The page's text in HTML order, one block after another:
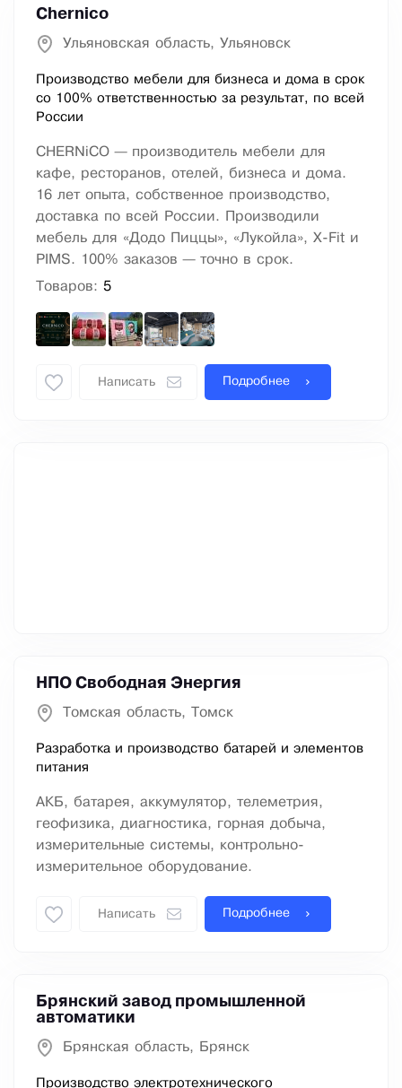
Chernico
Ульяновская область, Ульяновск
Производство мебели для бизнеса и дома в срок
со 100% ответственностью за результат, по всей
России
CHERNiCO — производитель мебели для
кафе, ресторанов, отелей, бизнеса и дома.
16 лет опыта, собственное производство,
доставка по всей России. Производили
мебель для «Додо Пиццы», «Лукойла», X-Fit и
PIMS. 100% заказов — точно в срок.
Товаров: 5
Написать Подробнее
НПО Свободная Энергия
Томская область, Томск
Разработка и производство батарей и элементов
питания
АКБ, батарея, аккумулятор, телеметрия,
геофизика, диагностика, горная добыча,
измерительные системы, контрольно-
измерительное оборудование.
Написать Подробнее
Брянский завод промышленной
автоматики
Брянская область, Брянск
Производство электротехнического